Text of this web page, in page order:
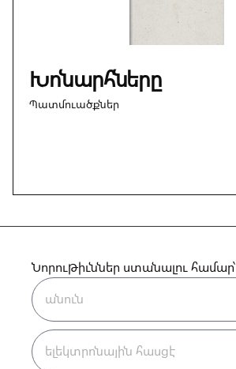
Խոնարհները
Պատմուածքներ
Նորութիւններ ստանալու համար՝